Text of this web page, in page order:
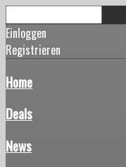
Einloggen
Registrieren
Home
Deals
News